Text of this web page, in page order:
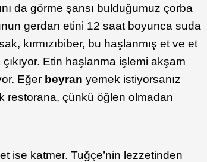
da görme şansı bulduğumuz çorba
gerdan etini 12 saat boyunca suda
kırmızıbiber, bu haşlanmış et ve et
Etin haşlanma işlemi akşam
Eğer beyran yemek istiyorsanız
restorana, çünkü öğlen olmadan
ise katmer. Tuğçe’nin lezzetinden